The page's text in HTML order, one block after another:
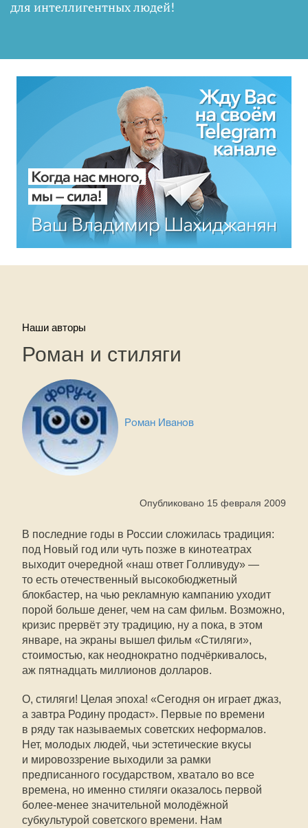
для интеллигентных людей!
Наши авторы
Роман и стиляги
Роман Иванов
Опубликовано 15 февраля 2009
В последние годы в России сложилась традиция:
под Новый год или чуть позже в кинотеатрах
выходит очередной «наш ответ Голливуду» —
то есть отечественный высокобюджетный
блокбастер, на чью рекламную кампанию уходит
порой больше денег, чем на сам фильм. Возможно,
кризис прервёт эту традицию, ну а пока, в этом
январе, на экраны вышел фильм «Стиляги»,
стоимостью, как неоднократно подчёркивалось,
аж пятнадцать миллионов долларов.
О, стиляги! Целая эпоха! «Сегодня он играет джаз,
а завтра Родину продаст». Первые по времени
в ряду так называемых советских неформалов.
Нет, молодых людей, чьи эстетические вкусы
и мировоззрение выходили за рамки
предписанного государством, хватало во все
времена, но именно стиляги оказалось первой
более-менее значительной молодёжной
субкультурой советского времени. Нам